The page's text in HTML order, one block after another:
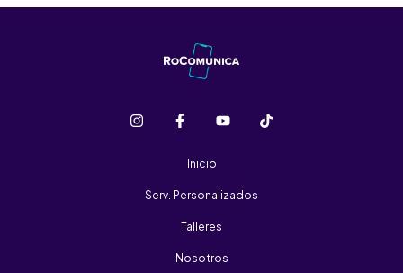
Inicio
Serv. Personalizados
Talleres
Nosotros